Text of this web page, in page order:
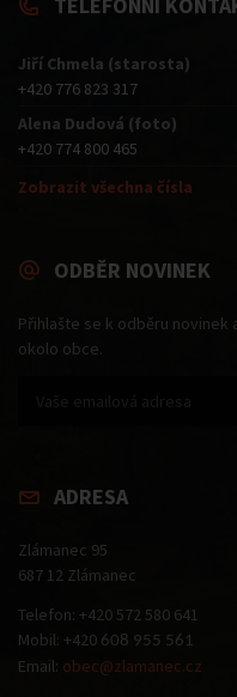
TELEFONNÍ
Jiří Chmela (starosta)
+420 776 823 317
Alena Dudová (foto)
+420 774 800 465
Zobrazit všechna čísla
ODBĚR NOVINEK
Přihlašte se k odběru
okolo obce.
ADRESA
Zlámanec 95
687 12 Zlámanec
Telefon: +420 572 580 641
Mobil: +420 608 955 561
Email: obec@zlamanec.cz